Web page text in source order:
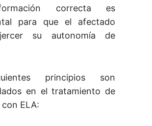
correcta es
para que el afectado
su autonomía de
principios son
en el tratamiento de
ELA: